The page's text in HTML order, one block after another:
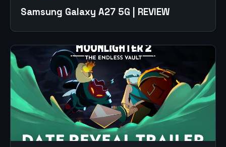
Samsung Galaxy A27 5G | REVIEW